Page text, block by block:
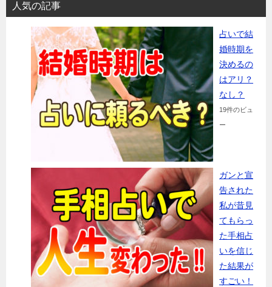
人気の記事
占いで結
婚時期を
決めるの
はアリ？
なし？
19件のビュ
ー
ガンと宣
告された
私が昔見
てもらっ
た手相占
いを信じ
た結果が
すごい！